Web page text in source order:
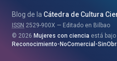
eta
Saila
Blog de la Cátedra de Cultura
ISSN 2529-900X
Editado en Bilbao
2026 Mujeres con ciencia está
Reconocimiento-NoComercial-